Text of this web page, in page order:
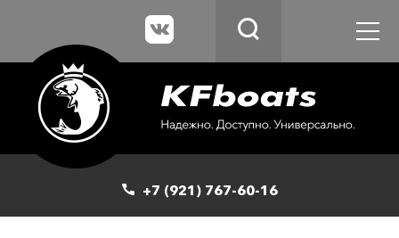
+7 (921) 767-60-16